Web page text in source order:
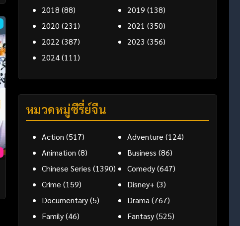
2018 (88) 2019 (138)
2020 (231) 2021 (350)
2022 (387) 2023 (356)
2024(111)
หมวดหมู่ซีรี่ย์จีน
Action (517) Adventure (124)
Animation (8) Business (86)
Chinese Series (1390) Comedy(647)
Crime (159) Disney+ (3)
Documentary(5) Drama(767)
Family(46) Fantasy(525)